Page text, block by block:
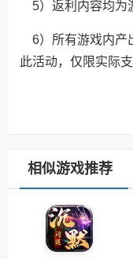
5）返利内容均为
6）所有游戏内产
此活动，仅限实际支
相似游戏推荐